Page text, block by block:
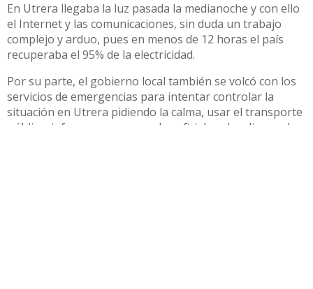
En Utrera llegaba la luz pasada la medianoche y con ello
el Internet y las comunicaciones, sin duda un trabajo
complejo y arduo, pues en menos de 12 horas el país
recuperaba el 95% de la electricidad.
Por su parte, el gobierno local también se volcó con los
servicios de emergencias para intentar controlar la
situación en Utrera pidiendo la calma, usar el transporte
público, informarse por canales oficiales, despliegue de